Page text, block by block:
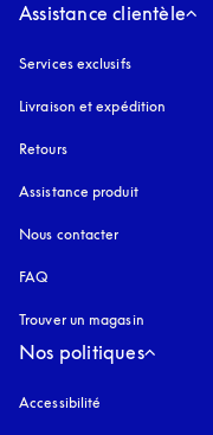
Assistance clientèle
Services exclusifs
Livraison et expédition
Retours
Assistance produit
Nous contacter
FAQ
Trouver un magasin
Nos politiques
Accessibilité